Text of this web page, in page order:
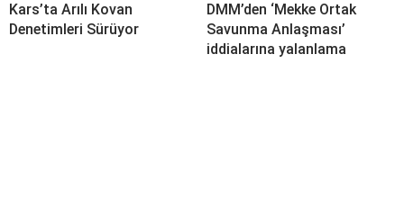
Kars’ta Arılı Kovan
Denetimleri Sürüyor
DMM’den ‘Mekke Ortak
Savunma Anlaşması’
iddialarına yalanlama